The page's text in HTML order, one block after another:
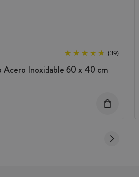
(39)
Acero Inoxidable 60 x 40 cm